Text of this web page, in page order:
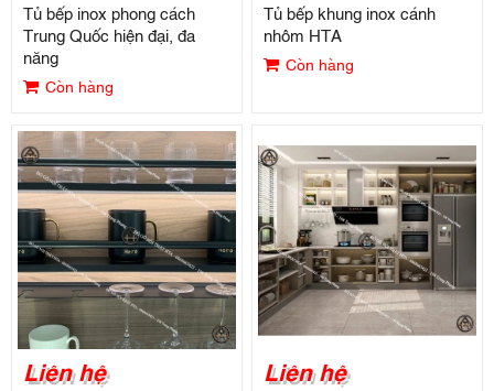
Tủ bếp inox phong cách
Trung Quốc hiện đại, đa
năng
Còn hàng
Tủ bếp khung inox cánh
nhôm HTA
Còn hàng
Liên hệ Liên hệ